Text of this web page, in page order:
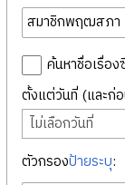
ค้นหาชื่อเรื่อ
ตั้งแต่วันที่ (และก่
ไม่เลือกวันที่
ตัวกรองป้ายระบุ: